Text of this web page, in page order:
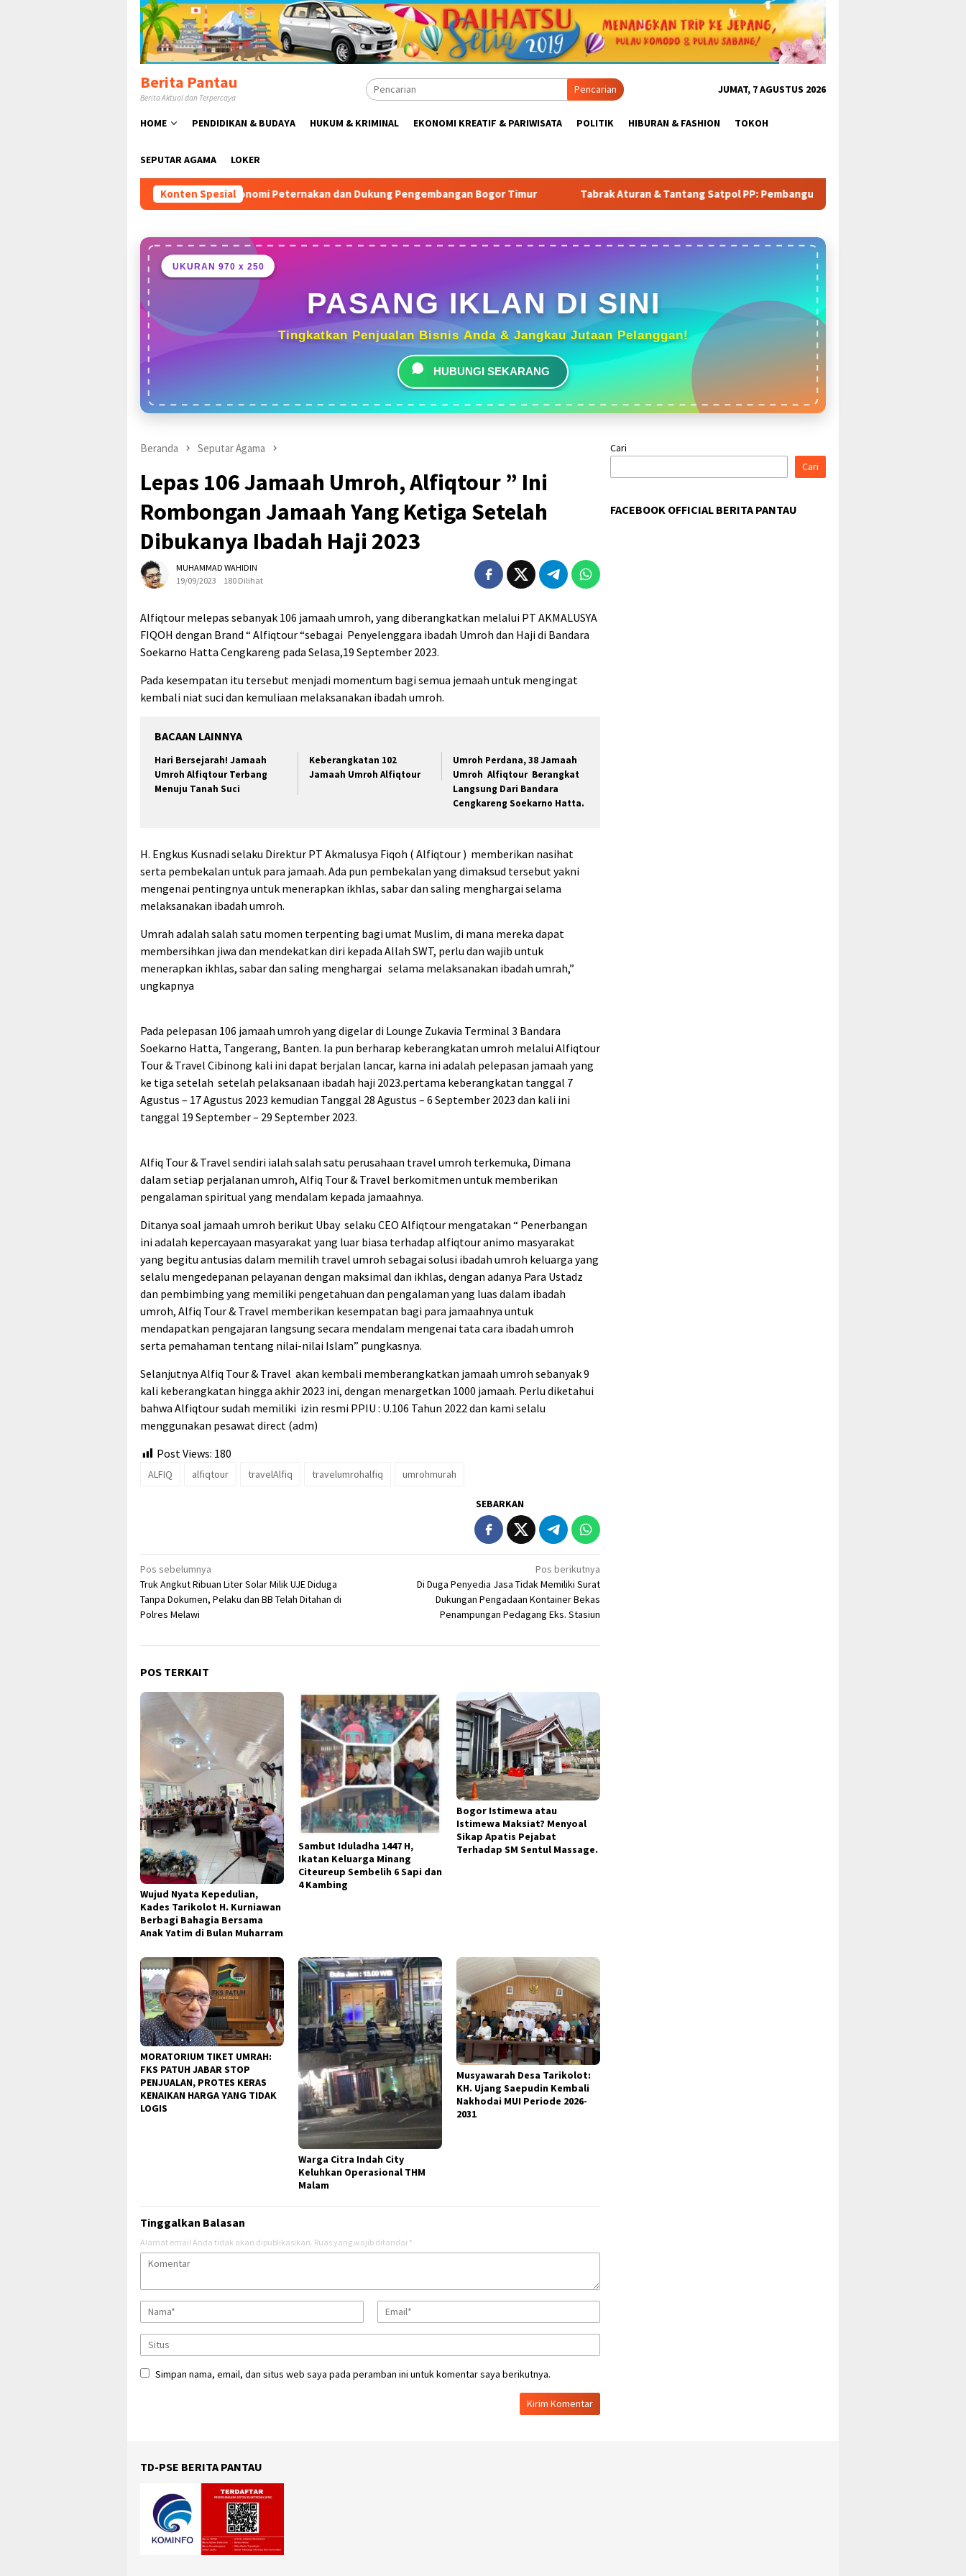
Loncat
konten
Berita Pantau
Berita Aktual dan Terpercaya
Pencarian JUMAT, 7 AGUSTUS 2026
HOME PENDIDIKAN & BUDAYA HUKUM & KRIMINAL EKONOMI KREATIF & PARIWISATA POLITIK HIBURAN & FASHION TOKOH
SEPUTAR AGAMA LOKER
Konten Spesial
Jonggol, Perkuat Ekonomi Peternakan dan Dukung Pengembangan Bogor Timur Tabrak Aturan & Tantang Satpol PP: Pembangunan Tower PT Gihon di Parung Ponteng Belum
UKURAN 970 x 250
PASANG IKLAN DI SINI
Tingkatkan Penjualan Bisnis Anda & Jangkau Jutaan Pelanggan!
HUBUNGI SEKARANG
Beranda Seputar Agama
Lepas 106 Jamaah Umroh, Alfiqtour ” Ini
Rombongan Jamaah Yang Ketiga Setelah
Dibukanya Ibadah Haji 2023
MUHAMMAD WAHIDIN
19/09/2023
180 Dilihat
Alfiqtour melepas sebanyak 106 jamaah umroh, yang diberangkatkan melalui PT AKMALUSYA
FIQOH dengan Brand “ Alfiqtour “sebagai Penyelenggara ibadah Umroh dan Haji di Bandara
Soekarno Hatta Cengkareng pada Selasa,19 September 2023.
Pada kesempatan itu tersebut menjadi momentum bagi semua jemaah untuk mengingat
kembali niat suci dan kemuliaan melaksanakan ibadah umroh.
BACAAN LAINNYA
Hari Bersejarah! Jamaah
Umroh Alfiqtour Terbang
Menuju Tanah Suci
Keberangkatan 102
Jamaah Umroh Alfiqtour
Umroh Perdana, 38 Jamaah
Umroh Alfiqtour Berangkat
Langsung Dari Bandara
Cengkareng Soekarno Hatta.
H. Engkus Kusnadi selaku Direktur PT Akmalusya Fiqoh ( Alfiqtour ) memberikan nasihat
serta pembekalan untuk para jamaah. Ada pun pembekalan yang dimaksud tersebut yakni
mengenai pentingnya untuk menerapkan ikhlas, sabar dan saling menghargai selama
melaksanakan ibadah umroh.
Umrah adalah salah satu momen terpenting bagi umat Muslim, di mana mereka dapat
membersihkan jiwa dan mendekatkan diri kepada Allah SWT, perlu dan wajib untuk
menerapkan ikhlas, sabar dan saling menghargai selama melaksanakan ibadah umrah,”
ungkapnya
Pada pelepasan 106 jamaah umroh yang digelar di Lounge Zukavia Terminal 3 Bandara
Soekarno Hatta, Tangerang, Banten. Ia pun berharap keberangkatan umroh melalui Alfiqtour
Tour & Travel Cibinong kali ini dapat berjalan lancar, karna ini adalah pelepasan jamaah yang
ke tiga setelah setelah pelaksanaan ibadah haji 2023.pertama keberangkatan tanggal 7
Agustus – 17 Agustus 2023 kemudian Tanggal 28 Agustus – 6 September 2023 dan kali ini
tanggal 19 September – 29 September 2023.
Alfiq Tour & Travel sendiri ialah salah satu perusahaan travel umroh terkemuka, Dimana
dalam setiap perjalanan umroh, Alfiq Tour & Travel berkomitmen untuk memberikan
pengalaman spiritual yang mendalam kepada jamaahnya.
Ditanya soal jamaah umroh berikut Ubay selaku CEO Alfiqtour mengatakan “ Penerbangan
ini adalah kepercayaan masyarakat yang luar biasa terhadap alfiqtour animo masyarakat
yang begitu antusias dalam memilih travel umroh sebagai solusi ibadah umroh keluarga yang
selalu mengedepanan pelayanan dengan maksimal dan ikhlas, dengan adanya Para Ustadz
dan pembimbing yang memiliki pengetahuan dan pengalaman yang luas dalam ibadah
umroh, Alfiq Tour & Travel memberikan kesempatan bagi para jamaahnya untuk
mendapatkan pengajaran langsung secara mendalam mengenai tata cara ibadah umroh
serta pemahaman tentang nilai-nilai Islam” pungkasnya.
Selanjutnya Alfiq Tour & Travel akan kembali memberangkatkan jamaah umroh sebanyak 9
kali keberangkatan hingga akhir 2023 ini, dengan menargetkan 1000 jamaah. Perlu diketahui
bahwa Alfiqtour sudah memiliki izin resmi PPIU : U.106 Tahun 2022 dan kami selalu
menggunakan pesawat direct (adm)
Post Views: 180
ALFIQ alfiqtour travelAlfiq travelumrohalfiq umrohmurah
SEBARKAN
Navigasi
pos
Pos sebelumnya
Truk Angkut Ribuan Liter Solar Milik UJE Diduga
Tanpa Dokumen, Pelaku dan BB Telah Ditahan di
Polres Melawi
Pos berikutnya
Di Duga Penyedia Jasa Tidak Memiliki Surat
Dukungan Pengadaan Kontainer Bekas
Penampungan Pedagang Eks. Stasiun
POS TERKAIT
Wujud Nyata Kepedulian,
Kades Tarikolot H. Kurniawan
Berbagi Bahagia Bersama
Anak Yatim di Bulan Muharram
Sambut Iduladha 1447 H,
Ikatan Keluarga Minang
Citeureup Sembelih 6 Sapi dan
4 Kambing
Bogor Istimewa atau
Istimewa Maksiat? Menyoal
Sikap Apatis Pejabat
Terhadap SM Sentul Massage.
MORATORIUM TIKET UMRAH:
FKS PATUH JABAR STOP
PENJUALAN, PROTES KERAS
KENAIKAN HARGA YANG TIDAK
LOGIS
Warga Citra Indah City
Keluhkan Operasional THM
Malam
Musyawarah Desa Tarikolot:
KH. Ujang Saepudin Kembali
Nakhodai MUI Periode 2026-
2031
Tinggalkan Balasan
Alamat email Anda tidak akan dipublikasikan. Ruas yang wajib ditandai *
Simpan nama, email, dan situs web saya pada peramban ini untuk komentar saya berikutnya.
Cari
Cari
FACEBOOK OFFICIAL BERITA PANTAU
TD-PSE BERITA PANTAU